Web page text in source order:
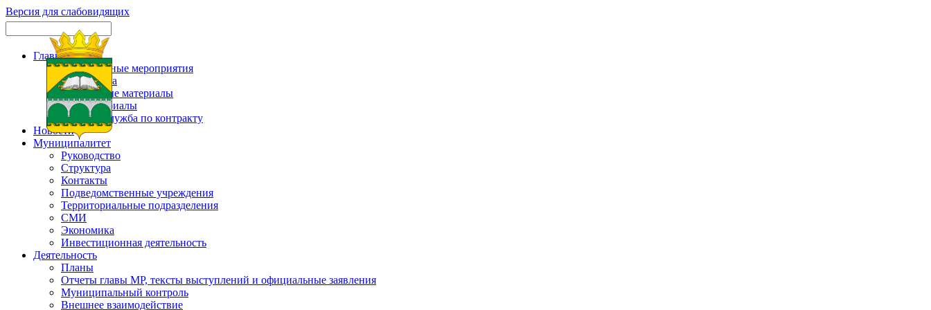
Версия для слабовидящих
Главная
Официальные мероприятия
Карта сайта
Актуальные материалы
Фотоматериалы
Военная служба по контракту
Новости
Муниципалитет
Руководство
Структура
Контакты
Подведомственные учреждения
Территориальные подразделения
СМИ
Экономика
Инвестиционная деятельность
Деятельность
Планы
Отчеты главы МР, тексты выступлений и официальные заявления
Муниципальный контроль
Внешнее взаимодействие